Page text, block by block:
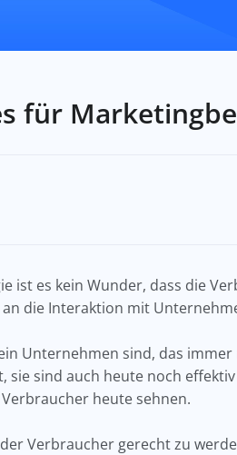
für
ist es kein Wunder, dass die
die Interaktion mit
Unternehmen sind, das
sie sind auch heute noch
heute sehnen.
Verbraucher gerecht zu